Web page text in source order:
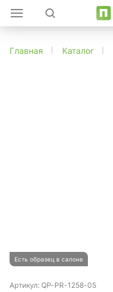
Главная Каталог
Есть образец в салоне
Артикул: QP-PR-1258-05